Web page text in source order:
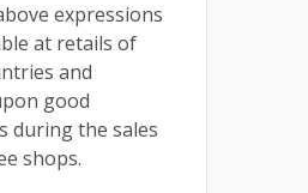
expressions
at retails of
and
good
during the sales
shops.